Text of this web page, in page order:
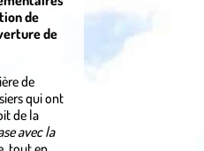
de
de
de
qui ont
de la
avec la